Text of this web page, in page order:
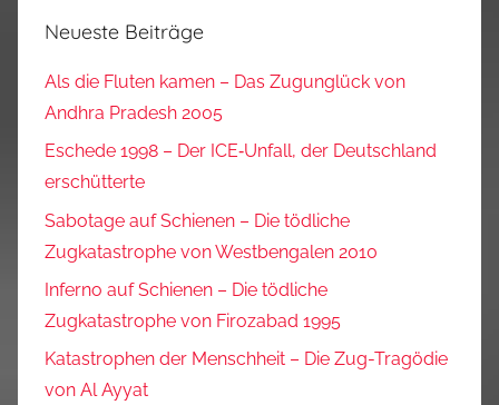
Neueste Beiträge
Als die Fluten kamen – Das Zugunglück von
Andhra Pradesh 2005
Eschede 1998 – Der ICE‑Unfall, der Deutschland
erschütterte
Sabotage auf Schienen – Die tödliche
Zugkatastrophe von Westbengalen 2010
Inferno auf Schienen – Die tödliche
Zugkatastrophe von Firozabad 1995
Katastrophen der Menschheit – Die Zug-Tragödie
von Al Ayyat